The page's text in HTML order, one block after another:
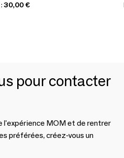
30,00 €
pour contacter
l'expérience MOM et de rentrer
préférées, créez-vous un